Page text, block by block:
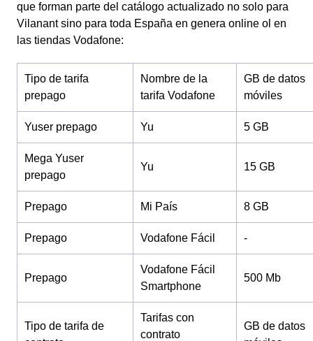
que forman parte del catálogo actualizado no solo para
Vilanant sino para toda España en genera online ol en
las tiendas Vodafone:
Tipo de tarifa
prepago
Nombre de la
tarifa Vodafone
GB de datos
móviles
Yuser prepago Yu 5 GB
Mega Yuser
prepago
Yu 15 GB
Prepago Mi País 8 GB
Prepago Vodafone Fácil -
Prepago
Vodafone Fácil
Smartphone
500 Mb
Tipo de tarifa de
Tarifas con
contrato
GB de datos